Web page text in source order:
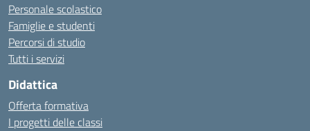
Personale scolastico
Famiglie e studenti
Percorsi di studio
Tutti i servizi
Didattica
Offerta formativa
I progetti delle classi